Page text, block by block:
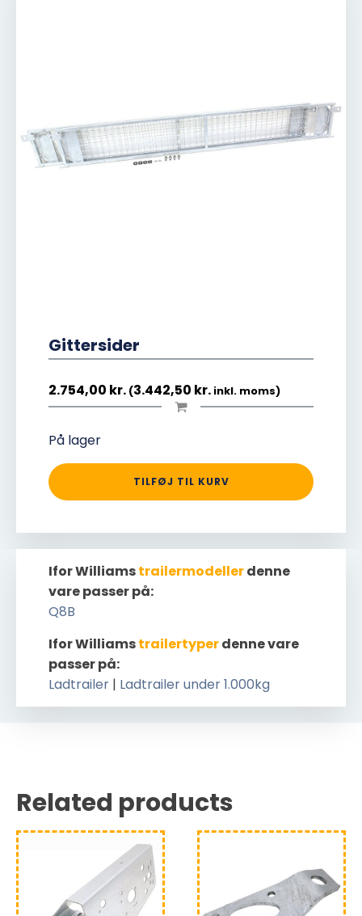
Gittersider
2.754,00 kr. (3.442,50 kr. inkl. moms)
På lager
TILFØJ TIL KURV
Ifor Williamstrailertyperdenne vare
passer på:
Ladtrailer | Ladtrailer under 1.000kg
Ifor Williamstrailermodellerdenne
vare passer på:
Q8B
Related products